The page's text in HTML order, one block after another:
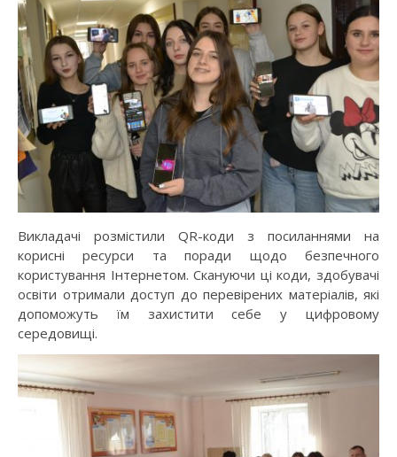
Викладачі розмістили QR-коди з посиланнями на
корисні ресурси та поради щодо безпечного
користування Інтернетом. Скануючи ці коди, здобувачі
освіти отримали доступ до перевірених матеріалів, які
допоможуть їм захистити себе у цифровому
середовищі.